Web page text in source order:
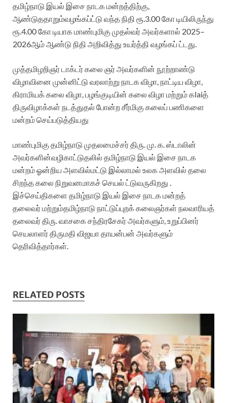
தமிழ்நாடு இயல் இசை நாடக மன்றத்திற்கு,
ஆண்டுததாறும்வழங்கப்ட்டு வந்த நிதி ரூ.3.00 கோ டியிலிருந்து
ரூ.4.00 கோ டியாக மாண்புமிகு முதல்வர் அவர்களால் 2025–
2026ஆம் ஆண்டு நிதி அறிவித்து உயர்த்தி வழங்கப் ட்டது.
முத்தமிழறிஞர் டாக்டர் கலை ஞர் அவர்களின் நூற்றாண்டு
விழாவினை முன்னிட்டு வரலாற்று நாடக விழா, நாட்டிய விழா,
கிராமியக் கலை விழா, பழங்குடியின் கலை விழா மற்றும் கlaiத்
திருவிழாக்கள் நடத்துதல் போன்ற சீர்மிகு கலைப் பணிகளை
மன்றம் செய்படுத்தியது
மாண்புமிகு தமிழ்நாடு முதலமைச்சர் திரு. மு. க. ஸ்டாலின்
அவர்களின்வழிகாட்டுதலில் தமிழ்நாடு இயல் இசை நாடக
மன்றம் ஓன்றிய அளவில்மட்டு இல்லாமல் உலக அளவில் தலை
சிறந்த கலை நிறுவனமாகச் செயல் ட்டுவருகிறது .
இச்செய்திகளை தமிழ்நாடு இயல் இசை நாடக மன்றத்
தலைவர் மற்றும்தமிழ்நாடு நாட்டுப்புறக் கலைஞர்கள் நலவாரியத்
தலைவர் திரு. வாசகை சந்திரசேகர் அவர்களும், உறுப்பினர்
செயலாளர் திருமதி விஜயா தாயன்பன் அவர்களும்
தெரிவித்தார்கள்.
RELATED POSTS